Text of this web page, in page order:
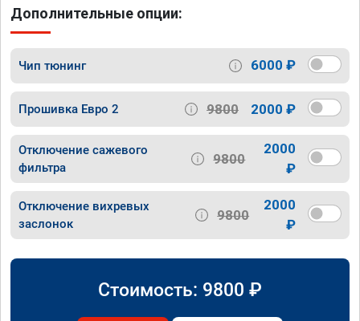
Дополнительные опции:
Чип тюнинг 6000 ₽
Прошивка Евро 2 9800 2000 ₽
Отключение сажевого
фильтра
9800
2000
₽
Отключение вихревых
заслонок
9800
2000
₽
Стоимость: 9800 ₽